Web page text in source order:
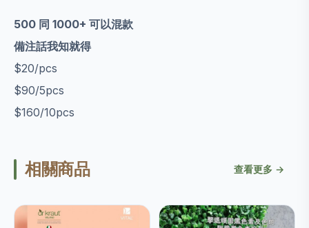
500 同 1000+ 可以混款
備注話我知就得
$20/pcs
$90/5pcs
$160/10pcs
相關商品 查看更多 →